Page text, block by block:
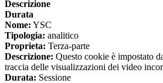
Descrizione
Durata
Nome: YSC
Tipologia: analitico
Proprieta: Terza-parte
Descrizione: Questo cookie è impostato
traccia delle visualizzazioni dei video
Durata: Sessione